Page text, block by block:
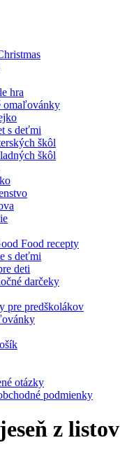
hra
omaľovánky
s deťmi
škôl
škôl
Food recepty
s deťmi
deti
darčeky
pre predškolákov
otázky
podmienky
z listov